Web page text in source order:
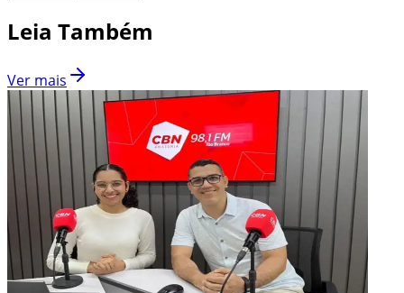
Leia Também
Ver mais